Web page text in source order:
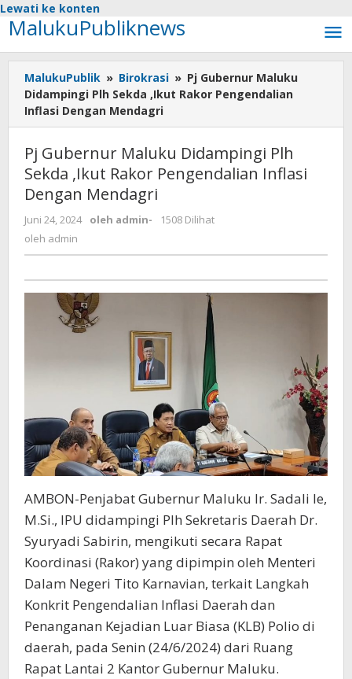
Lewati ke konten
MalukuPubliknews
MalukuPublik » Birokrasi » Pj Gubernur Maluku
Didampingi Plh Sekda ,Ikut Rakor Pengendalian
Inflasi Dengan Mendagri
Pj Gubernur Maluku Didampingi Plh
Sekda ,Ikut Rakor Pengendalian Inflasi
Dengan Mendagri
Juni 24, 2024 oleh admin-
1508 Dilihat
oleh admin
AMBON-Penjabat Gubernur Maluku Ir. Sadali Ie,
M.Si., IPU didampingi Plh Sekretaris Daerah Dr.
Syuryadi Sabirin, mengikuti secara Rapat
Koordinasi (Rakor) yang dipimpin oleh Menteri
Dalam Negeri Tito Karnavian, terkait Langkah
Konkrit Pengendalian Inflasi Daerah dan
Penanganan Kejadian Luar Biasa (KLB) Polio di
daerah, pada Senin (24/6/2024) dari Ruang
Rapat Lantai 2 Kantor Gubernur Maluku.